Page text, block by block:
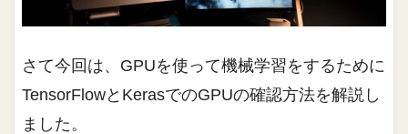
さて今回は、GPUを使って機械学習をするために
TensorFlowとKerasでのGPUの確認方法を解説し
ました。